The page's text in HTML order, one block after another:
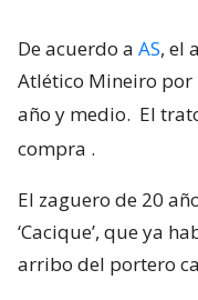
De acuerdo a AS, el
Atlético Mineiro por
año y medio. El
compra .
El zaguero de 20
‘Cacique’, que ya
arribo del portero